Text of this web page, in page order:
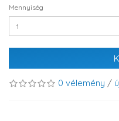
Mennyiség
0 vélemény /